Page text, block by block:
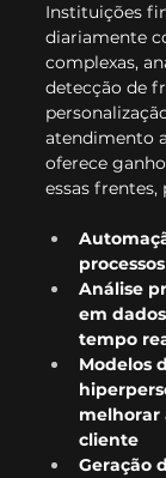
Instituições
diariamente
complexas,
detecção de
atendimento
oferece
essas frentes,
Análise
em
tempo
Modelos
melhorar
cliente
Geração